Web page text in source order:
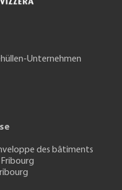
Unternehmen
des bâtiments